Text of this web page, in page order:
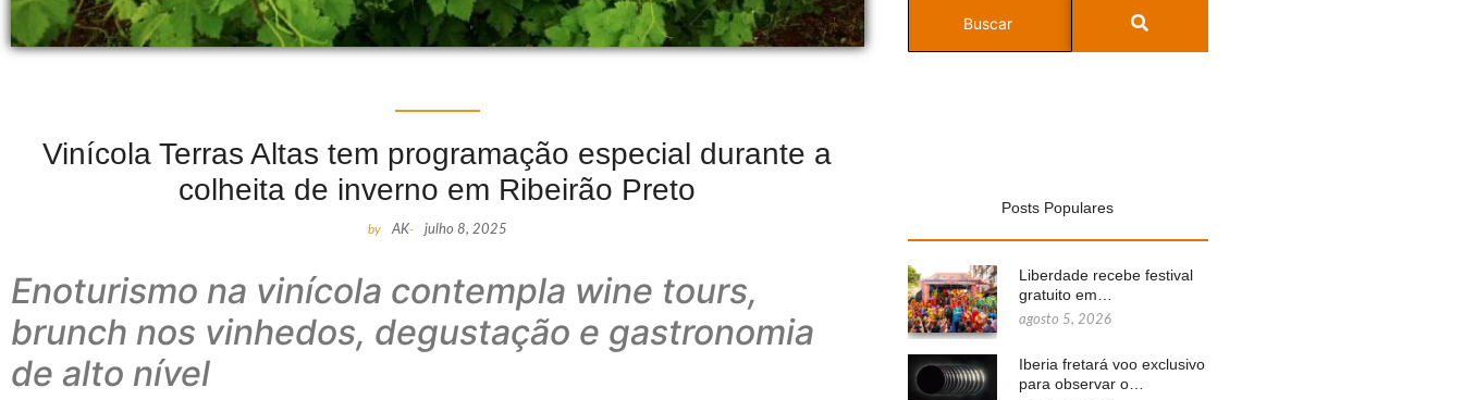
Vinícola Terras Altas tem programação especial durante a
colheita de inverno em Ribeirão Preto
by AK- julho 8, 2025
Enoturismo na vinícola contempla wine tours,
brunch nos vinhedos, degustação e gastronomia
de alto nível
Posts Populares
Liberdade recebe festival
gratuito em…
agosto 5, 2026
Iberia fretará voo exclusivo
para observar o…